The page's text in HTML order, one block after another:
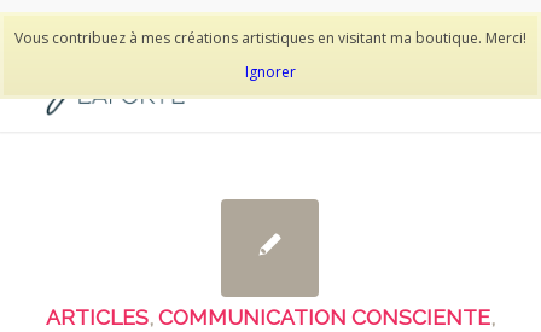
Vous contribuez à mes créations artistiques en visitant ma boutique. Merci!
Ignorer
514-278-9938
ARTICLES,COMMUNICATION CONSCIENTE,